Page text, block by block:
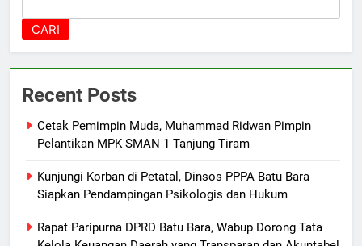
CARI
Recent Posts
Cetak Pemimpin Muda, Muhammad Ridwan Pimpin
Pelantikan MPK SMAN 1 Tanjung Tiram
Kunjungi Korban di Petatal, Dinsos PPPA Batu Bara
Siapkan Pendampingan Psikologis dan Hukum
Rapat Paripurna DPRD Batu Bara, Wabup Dorong Tata